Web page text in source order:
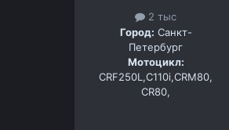
2 тыс
Город: Санкт-
Петербург
Мотоцикл:
CRF250L,С110i,CRM80,
CR80,